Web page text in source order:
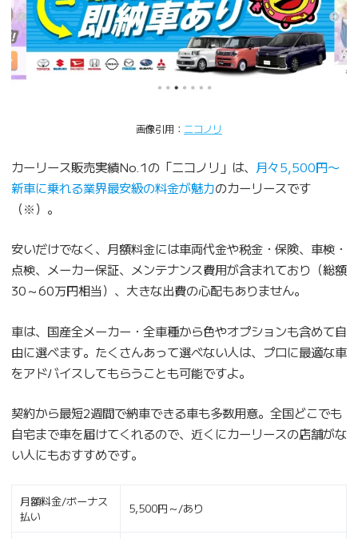
画像引用： ニコノリ
カーリース販売実績No.1の「ニコノリ」は、 月々5,500円〜
新車に乗れる業界最安級の料金が魅力のカーリースです
（※）。
安いだけでなく、月額料金には車両代金や税金・保険、車検・
点検、メーカー保証、メンテナンス費用が含まれており（総額
30～60万円相当）、大きな出費の心配もありません。
車は、国産全メーカー・全車種から色やオプションも含めて自
由に選べます。たくさんあって選べない人は、プロに最適な車
をアドバイスしてもらうことも可能ですよ。
契約から最短2週間で納車できる車も多数用意。全国どこでも
自宅まで車を届けてくれるので、近くにカーリースの店舗がな
い人にもおすすめです。
月額料金/ボーナス
払い
5,500円～/あり